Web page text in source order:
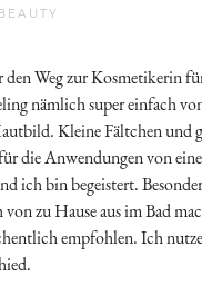
Weg zur Kosmetikerin
nämlich super einfach
Kleine Fältchen und
die Anwendungen von
ich bin begeistert.
zu Hause aus im Bad
empfohlen. Ich